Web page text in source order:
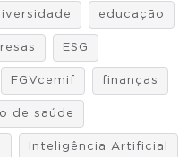
educação
ESG
FGVcemif finanças
de saúde
Inteligência Artificial